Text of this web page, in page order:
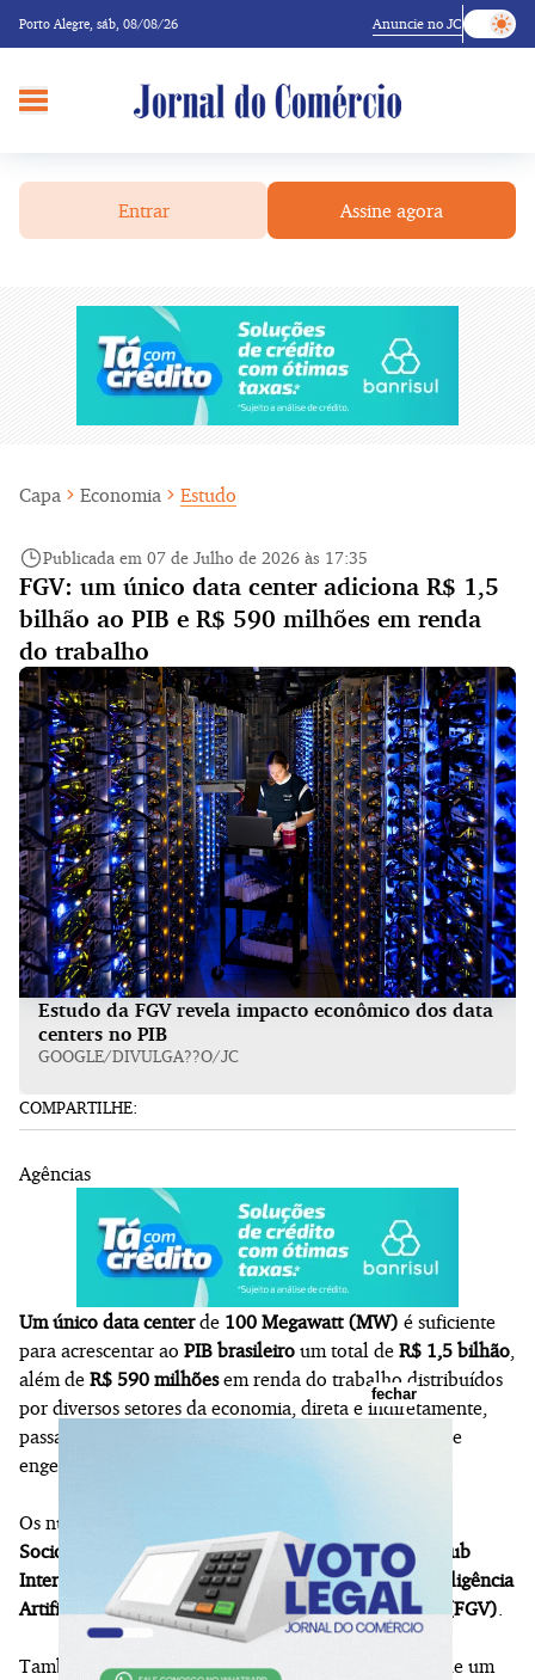
Porto Alegre, sáb, 08/08/26 Anuncie no JC
Entrar Assine agora
Capa Economia Estudo
Publicada em 07 de Julho de 2026 às 17:35
FGV: um único data center adiciona R$ 1,5
bilhão ao PIB e R$ 590 milhões em renda
do trabalho
Estudo da FGV revela impacto econômico dos data
centers no PIB
GOOGLE/DIVULGA??O/JC
COMPARTILHE:
Agências
Um único data centerde 100 Megawatt (MW) é suficiente
para acrescentar ao PIB brasileiro um total de R$ 1,5 bilhão,
além de R$ 590 milhõesem renda do trabalho distribuídos
por diversos setores da economia, direta e indiretamente,
passando pela construção civil, comércio e serviços de
engenharia, por exemplo.
Os números estão no estudo "
Socioeconômicos da Consolidação do Brasil como Hub
Internacional de Infraestrutura Digital na Era da Inteligência
Artificial", elaborado pelaFundação Getulio Vargas (FGV).
Também foi apresentado que, para implementação de um
fechar